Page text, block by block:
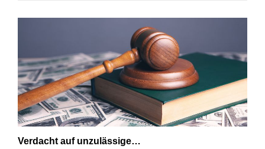
Verdacht auf unzulässige…